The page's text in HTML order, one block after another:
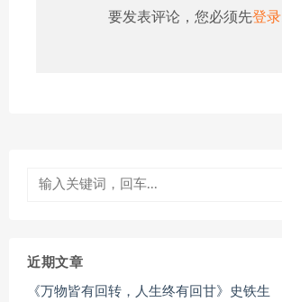
要发表评论，您必须先登录
近期文章
《万物皆有回转，人生终有回甘》史铁生